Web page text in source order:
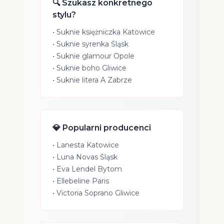
🔍 Szukasz konkretnego
stylu?
• Suknie księżniczka Katowice
• Suknie syrenka Śląsk
• Suknie glamour Opole
• Suknie boho Gliwice
• Suknie litera A Zabrze
💎 Popularni producenci
• Lanesta Katowice
• Luna Novas Śląsk
• Eva Lendel Bytom
• Ellebeline Paris
• Victoria Soprano Gliwice